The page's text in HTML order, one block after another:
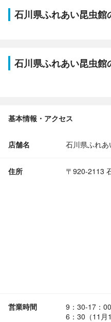
石川県ふれあい昆虫館
石川県ふれあい昆虫館
基本情報・アクセス
店舗名 石川県ふれ
住所 〒920-2113
営業時間
9：30-17：
6：30（11月